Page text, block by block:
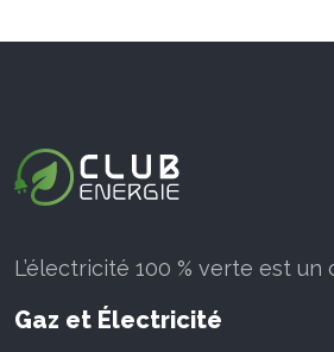
L’électricité 100 % verte est
Gaz et Électricité